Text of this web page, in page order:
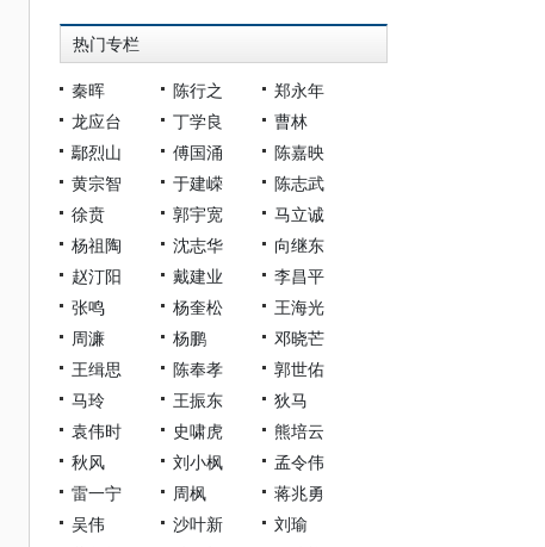
热门专栏
秦晖 陈行之
郑永年
龙应台
丁学良
曹林
鄢烈山
傅国涌
陈嘉映
黄宗智
于建嵘
陈志武
徐贲
郭宇宽
马立诚
杨祖陶
沈志华
向继东
赵汀阳
戴建业
李昌平
张鸣
杨奎松
王海光
周濂
杨鹏
邓晓芒
王缉思
陈奉孝
郭世佑
马玲
王振东
狄马
袁伟时
史啸虎
熊培云
秋风
刘小枫
孟令伟
雷一宁
周枫
蒋兆勇
吴伟
沙叶新
刘瑜